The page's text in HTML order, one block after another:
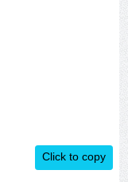
Click to copy